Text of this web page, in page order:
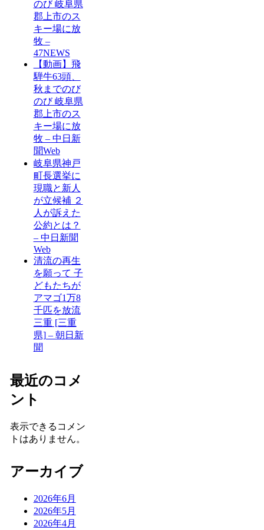
のび 岐阜県
郡上市のス
キー場に放
牧 –
47NEWS
【動画】飛
騨牛63頭、
秋までのび
のび 岐阜県
郡上市のス
キー場に放
牧 – 中日新
聞Web
岐阜県神戸
町長選挙に
現職と新人
が立候補 ２
人が訴えた
公約とは？
– 中日新聞
Web
清流の再生
を願って 子
どもたちが
アマゴ1万8
千匹を放流
三重 [三重
県] – 朝日新
聞
最近のコメ
ント
表示できるコメン
トはありません。
アーカイブ
2026年6月
2026年5月
2026年4月